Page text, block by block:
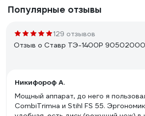
Популярные отзывы
129 отзывов
Отзыв о Ставр ТЭ-1400Р
Никифороф А.
Мощный аппарат, до него я
CombiTrimна и Stihl FS 55.